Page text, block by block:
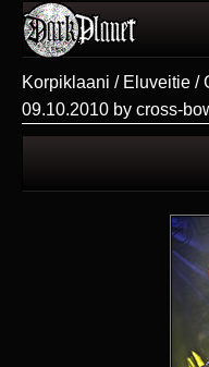
Użytkownicy
Galeria
Korpiklaani / Eluveitie /
09.10.2010 by cross-
Galerie użytkownika